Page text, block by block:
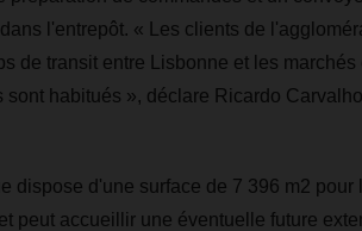
l'entrepôt. « Les clients de
de transit entre Lisbonne et les
habitués », déclare Ricardo
dispose d'une surface de 7 396 m2
peut accueillir une éventuelle future